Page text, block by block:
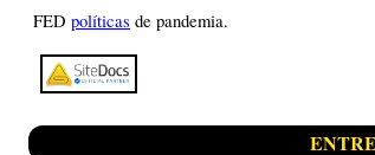
FED políticas de pandemia.